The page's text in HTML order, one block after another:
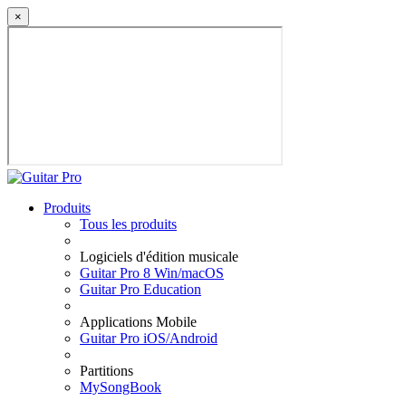
×
Produits
Tous les produits
Logiciels d'édition musicale
Guitar Pro 8 Win/macOS
Guitar Pro Education
Applications Mobile
Guitar Pro iOS/Android
Partitions
MySongBook